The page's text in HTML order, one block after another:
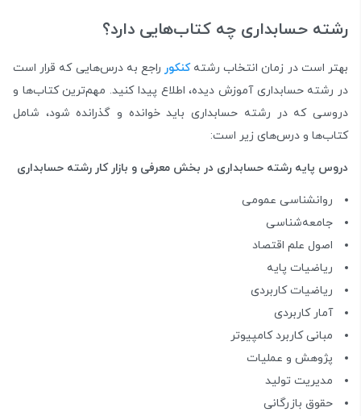
رشته حسابداری چه کتاب‌هایی دارد؟
بهتر است در زمان انتخاب رشتهکنکور راجع به درس‌هایی که قرار است
در رشته حسابداری آموزش دیده، اطلاع پیدا کنید. مهم‌ترین کتاب‌ها و
دروسی که در رشته حسابداری باید خوانده و گذرانده شود، شامل
کتاب‌ها و درس‌های زیر است:
دروس‌ پایه‌ رشته حسابداری در بخش معرفی و بازار کار رشته حسابداری
روانشناسی عمومی
جامعه‌شناسی
اصول علم اقتصاد
ریاضیات پایه
ریاضیات کاربردی
آمار کاربردی
مبانی کاربرد کامپیوتر
پژوهش و عملیات
مدیریت تولید
حقوق بازرگانی